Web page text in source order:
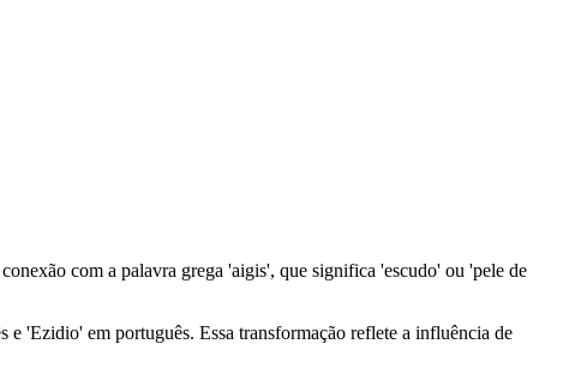
com a palavra grega 'aigis', que significa 'escudo' ou 'pele de
'Ezidio' em português. Essa transformação reflete a influência de